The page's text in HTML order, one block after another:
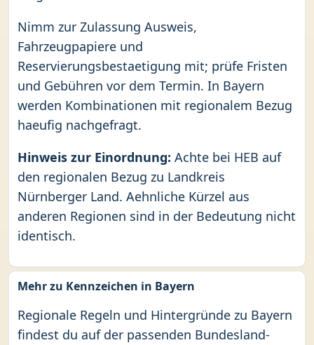
Nimm zur Zulassung Ausweis,
Fahrzeugpapiere und
Reservierungsbestaetigung mit; prüfe Fristen
und Gebühren vor dem Termin. In Bayern
werden Kombinationen mit regionalem Bezug
haeufig nachgefragt.
Hinweis zur Einordnung: Achte bei HEB auf
den regionalen Bezug zu Landkreis
Nürnberger Land. Aehnliche Kürzel aus
anderen Regionen sind in der Bedeutung nicht
identisch.
Mehr zu Kennzeichen in Bayern
Regionale Regeln und Hintergründe zu Bayern
findest du auf der passenden Bundesland-